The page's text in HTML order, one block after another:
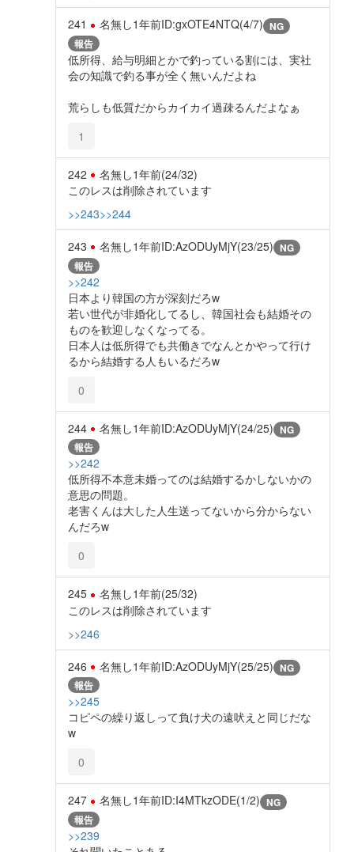
241 名無し1年前ID:gxOTE4NTQ(4/7) NG
報告
低所得、給与明細とかで釣っている割には、実社
会の知識で釣る事が全く無いんだよね
荒らしも低質だからカイカイ過疎るんだよなぁ
1
242 名無し1年前(24/32)
このレスは削除されています
>>243>>244
243 名無し1年前ID:AzODUyMjY(23/25) NG
報告
>>242
日本より韓国の方が深刻だろw
若い世代が非婚化してるし、韓国社会も結婚その
ものを歓迎しなくなってる。
日本人は低所得でも共働きでなんとかやって行け
るから結婚する人もいるだろw
0
244 名無し1年前ID:AzODUyMjY(24/25) NG
報告
>>242
低所得不本意未婚ってのは結婚するかしないかの
意思の問題。
老害くんは大した人生送ってないから分からない
んだろw
0
245 名無し1年前(25/32)
このレスは削除されています
>>246
246 名無し1年前ID:AzODUyMjY(25/25) NG
報告
>>245
コピペの繰り返しって負け犬の遠吠えと同じだな
w
0
247 名無し1年前ID:I4MTkzODE(1/2) NG
報告
>>239